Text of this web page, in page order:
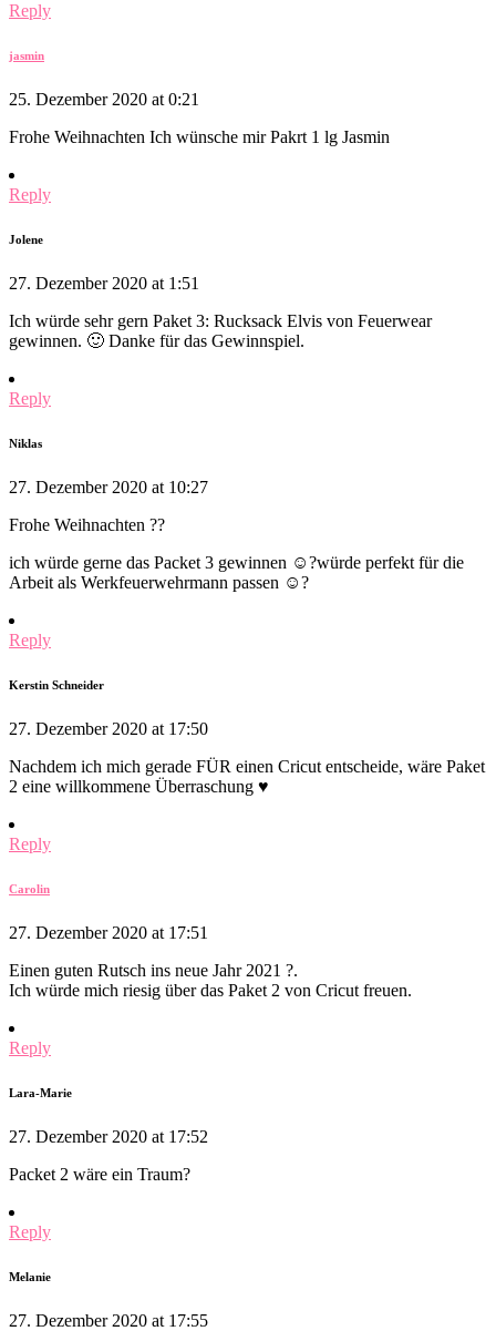
Reply
jasmin
25. Dezember 2020 at 0:21
Frohe Weihnachten Ich wünsche mir Pakrt 1 lg Jasmin
Reply
Jolene
27. Dezember 2020 at 1:51
Ich würde sehr gern Paket 3: Rucksack Elvis von Feuerwear
gewinnen. 🙂 Danke für das Gewinnspiel.
Reply
Niklas
27. Dezember 2020 at 10:27
Frohe Weihnachten ??
ich würde gerne das Packet 3 gewinnen ☺️?würde perfekt für die
Arbeit als Werkfeuerwehrmann passen ☺️?
Reply
Kerstin Schneider
27. Dezember 2020 at 17:50
Nachdem ich mich gerade FÜR einen Cricut entscheide, wäre Paket
2 eine willkommene Überraschung ♥️
Reply
Carolin
27. Dezember 2020 at 17:51
Einen guten Rutsch ins neue Jahr 2021 ?.
Ich würde mich riesig über das Paket 2 von Cricut freuen.
Reply
Lara-Marie
27. Dezember 2020 at 17:52
Packet 2 wäre ein Traum?
Reply
Melanie
27. Dezember 2020 at 17:55